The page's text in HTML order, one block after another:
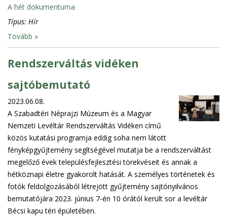
A hét dokumentuma
Típus: Hír
Tovább »
Rendszerváltás vidéken
sajtóbemutató
2023.06.08.
A Szabadtéri Néprajzi Múzeum és a Magyar
Nemzeti Levéltár Rendszerváltás Vidéken című
közös kutatási programja eddig soha nem látott
fényképgyűjtemény segítségével mutatja be a rendszerváltást
megelőző évek településfejlesztési törekvéseit és annak a
hétköznapi életre gyakorolt hatását. A személyes történetek és
fotók feldolgozásából létrejött gyűjtemény sajtónyilvános
bemutatójára 2023. június 7-én 10 órától került sor a levéltár
Bécsi kapu téri épületében.